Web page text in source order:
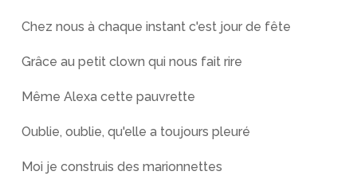
Chez nous à chaque instant c'est jour de fête
Grâce au petit clown qui nous fait rire
Même Alexa cette pauvrette
Oublie, oublie, qu'elle a toujours pleuré
Moi je construis des marionnettes